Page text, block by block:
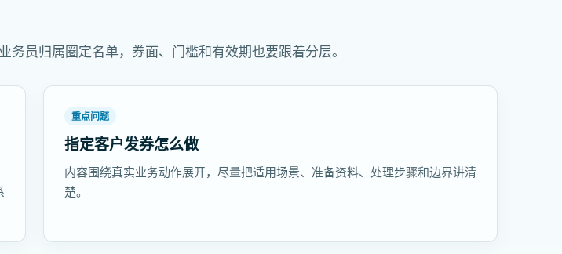
员归属圈定名单，券面、门槛和有效期也要跟着分层。
重点问题
指定客户发券怎么做
内容围绕真实业务动作展开，尽量把适用场景、准备资料、处理步骤和边界讲清
楚。